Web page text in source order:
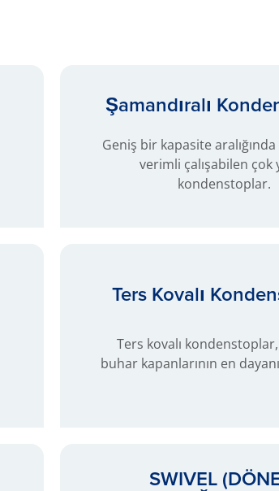
Şamandıralı
Geniş bir kapasite
verimli çalışabilen çok
kondenstoplar.
Ters Kovalı
Ters kovalı
buhar kapanlarının en
SWIVEL